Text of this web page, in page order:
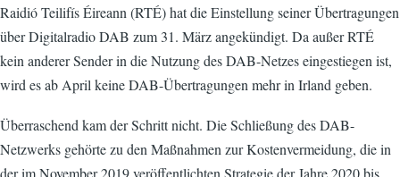
Raidió Teilifís Éireann (RTÉ) hat die Einstellung seiner Übertragungen
über Digitalradio DAB zum 31. März angekündigt. Da außer RTÉ
kein anderer Sender in die Nutzung des DAB-Netzes eingestiegen ist,
wird es ab April keine DAB-Übertragungen mehr in Irland geben.
Überraschend kam der Schritt nicht. Die Schließung des DAB-
Netzwerks gehörte zu den Maßnahmen zur Kostenvermeidung, die in
der im November 2019 veröffentlichten Strategie der Jahre 2020 bis